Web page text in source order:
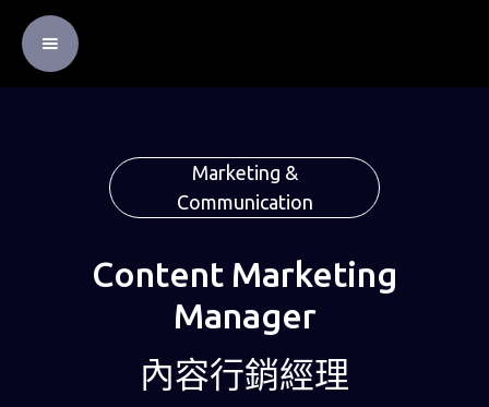
Marketing &
Communication
Content Marketing
Manager
內容行銷經理